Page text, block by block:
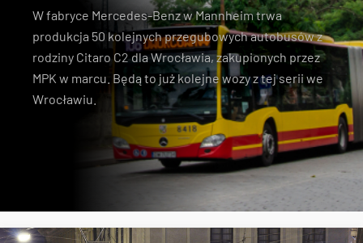
W fabryce Mercedes-Benz w Mannheimtrwa
produkcja 50 kolejnych przegubowych autobusów z
rodziny Citaro C2dla Wrocławia, zakupionych przez
MPK w marcu. Będą to już kolejne wozy z tej serii we
Wrocławiu.